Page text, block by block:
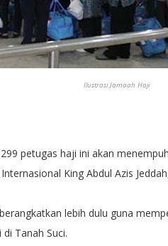
Ilustrasi Jamaah Haji
petugas haji ini akan
King Abdul Azis
lebih dulu guna
Tanah Suci.